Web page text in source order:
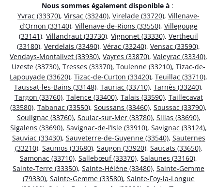
Nous sommes également disponible à :
Yvrac (33370), Virsac (33240), Virelade (33720), Villenave-
d’Ornon (33140), Villenave-de-Rions (33550), Villegouge
(33141), Villandraut (33730), Vignonet (33330), Vertheuil
(33180), Verdelais (33490), Vérac (33240), Vensac (33590),
Vendays-Montalivet (33930), Vayres (33870), Valeyrac (33340),
Uzeste (33730), Tresses (33370), Toulenne (33210), Tizac-de-
Lapouyade (33620), Tizac-de-Curton (33420), Teuillac (33710),
Taussat-les-Bains (33148), Tauriac (33710), Tarnès (33240),
Targon (33760), Talence (33400), Talais (33590), Taillecavat
(33580), Tabanac (33550), Soussans (33460), Soussac (33790),
Soulignac (33760), Soulac-sur-Mer (33780), Sillas (33690),
Sigalens (33690), Savignac-de-l’Isle (33910), Savignac (33124),
Sauviac (33430), Sauveterre-de-Guyenne (33540), Sauternes
(33210), Saumos (33680), Saugon (33920), Saucats (33650),
Samonac (33710), Sallebœuf (33370), Salaunes (33160),
Sainte-Terre (33350), Sainte-Hélène (33480), Sainte-Gemme
(79330), Sainte-Gemme (33580), Sainte-Foy-la-Longue